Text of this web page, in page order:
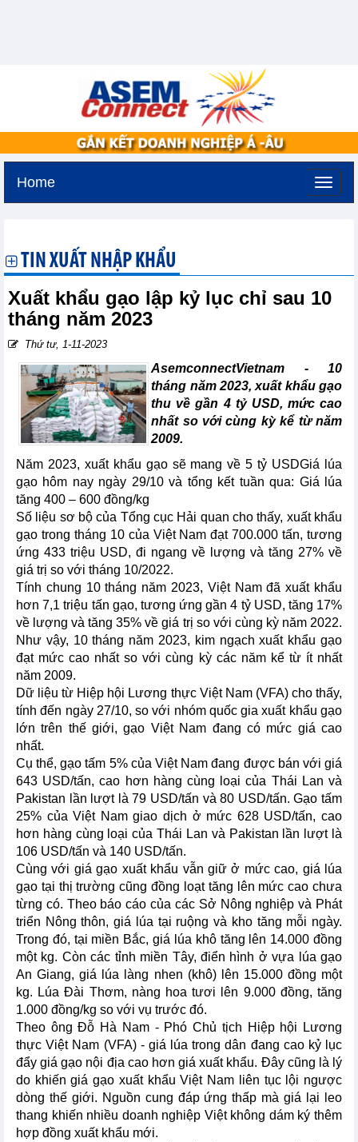
Home
TIN XUẤT NHẬP KHẨU
Xuất khẩu gạo lập kỷ lục chỉ sau 10
tháng năm 2023
Thứ tư, 1-11-2023
AsemconnectVietnam - 10
tháng năm 2023, xuất khẩu gạo
thu về gần 4 tỷ USD, mức cao
nhất so với cùng kỳ kể từ năm
2009.
Năm 2023, xuất khẩu gạo sẽ mang về 5 tỷ USDGiá lúa
gạo hôm nay ngày 29/10 và tổng kết tuần qua: Giá lúa
tăng 400 – 600 đồng/kg
Số liệu sơ bộ của Tổng cục Hải quan cho thấy, xuất khẩu
gạo trong tháng 10 của Việt Nam đạt 700.000 tấn, tương
ứng 433 triệu USD, đi ngang về lượng và tăng 27% về
giá trị so với tháng 10/2022.
Tính chung 10 tháng năm 2023, Việt Nam đã xuất khẩu
hơn 7,1 triệu tấn gạo, tương ứng gần 4 tỷ USD, tăng 17%
về lượng và tăng 35% về giá trị so với cùng kỳ năm 2022.
Như vậy, 10 tháng năm 2023, kim ngạch xuất khẩu gạo
đạt mức cao nhất so với cùng kỳ các năm kể từ ít nhất
năm 2009.
Dữ liệu từ Hiệp hội Lương thực Việt Nam (VFA) cho thấy,
tính đến ngày 27/10, so với nhóm quốc gia xuất khẩu gạo
lớn trên thế giới, gạo Việt Nam đang có mức giá cao
nhất.
Cụ thể, gạo tấm 5% của Việt Nam đang được bán với giá
643 USD/tấn, cao hơn hàng cùng loại của Thái Lan và
Pakistan lần lượt là 79 USD/tấn và 80 USD/tấn. Gạo tấm
25% của Việt Nam giao dịch ở mức 628 USD/tấn, cao
hơn hàng cùng loại của Thái Lan và Pakistan lần lượt là
106 USD/tấn và 140 USD/tấn.
Cùng với giá gạo xuất khẩu vẫn giữ ở mức cao, giá lúa
gạo tại thị trường cũng đồng loạt tăng lên mức cao chưa
từng có. Theo báo cáo của các Sở Nông nghiệp và Phát
triển Nông thôn, giá lúa tại ruộng và kho tăng mỗi ngày.
Trong đó, tại miền Bắc, giá lúa khô tăng lên 14.000 đồng
một kg. Còn các tỉnh miền Tây, điển hình ở vựa lúa gạo
An Giang, giá lúa làng nhen (khô) lên 15.000 đồng một
kg. Lúa Đài Thơm, nàng hoa tươi lên 9.000 đồng, tăng
1.000 đồng/kg so với vụ trước đó.
Theo ông Đỗ Hà Nam - Phó Chủ tịch Hiệp hội Lương
thực Việt Nam (VFA) - giá lúa trong dân đang cao kỷ lục
đẩy giá gạo nội địa cao hơn giá xuất khẩu. Đây cũng là lý
do khiến giá gạo xuất khẩu Việt Nam liên tục lội ngược
dòng thế giới. Nguồn cung đáp ứng thấp mà giá lại leo
thang khiến nhiều doanh nghiệp Việt không dám ký thêm
hợp đồng xuất khẩu mới.